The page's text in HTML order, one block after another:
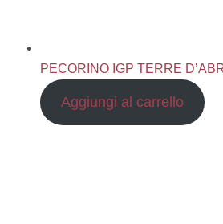
PECORINO IGP TERRE
Aggiungi al carrello